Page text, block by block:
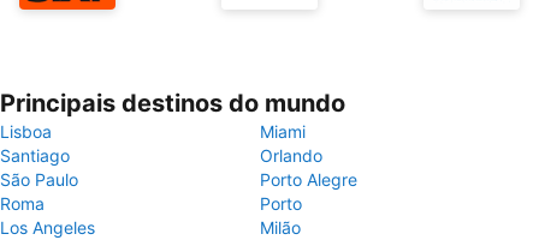
Principais destinos do mundo
Lisboa
Miami
Santiago
Orlando
São Paulo
Porto Alegre
Roma
Porto
Los Angeles
Milão